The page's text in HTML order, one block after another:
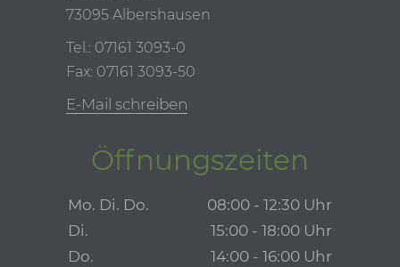
73095 Albershausen
Tel.: 07161 3093-0
Fax: 07161 3093-50
E-Mail schreiben
Öffnungszeiten
Mo. Di. Do.
08:00 - 12:30 Uhr
Di.
15:00 - 18:00 Uhr
Do.
14:00 - 16:00 Uhr